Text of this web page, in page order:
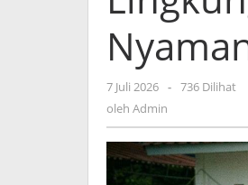
7 Juli 2026 oleh
- 736 Dilihat
oleh Admin